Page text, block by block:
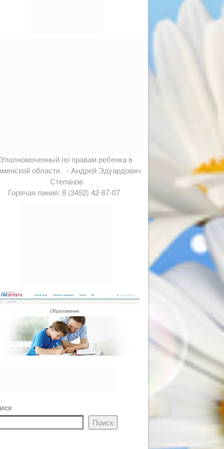
Уполномоченный по правам ребенка в
области - Андрей Эдуардович
Степанов
Горячая линия: 8 (3452) 42-67-07
Поиск